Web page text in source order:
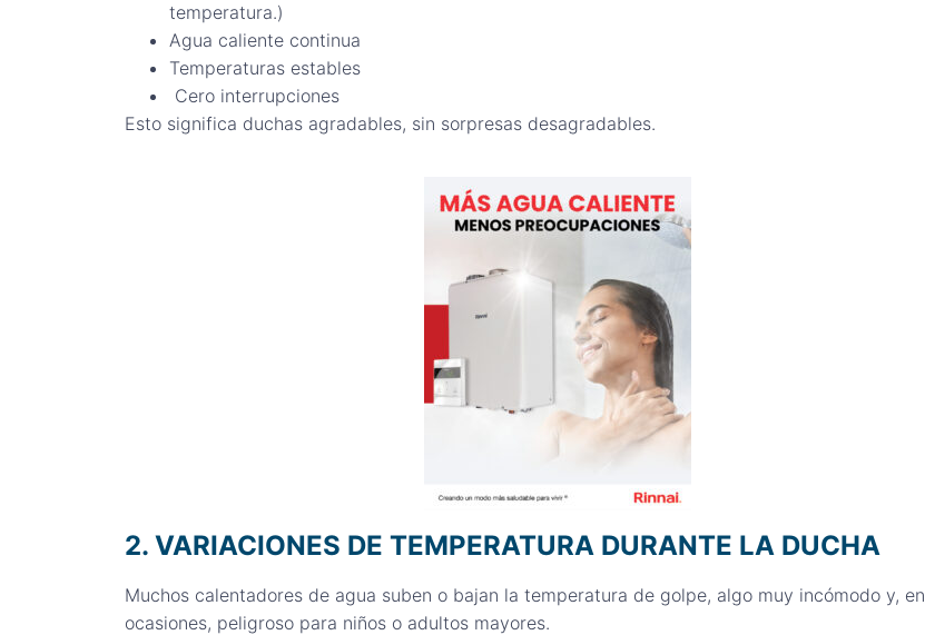
temperatura.)
Agua caliente continua
Temperaturas estables
Cero interrupciones
Esto significa duchas agradables, sin sorpresas desagradables.
2. VARIACIONES DE TEMPERATURA DURANTE LA DUCHA
Muchos calentadores de agua suben o bajan la temperatura de golpe, algo muy incómodo y, en
ocasiones, peligroso para niños o adultos mayores.